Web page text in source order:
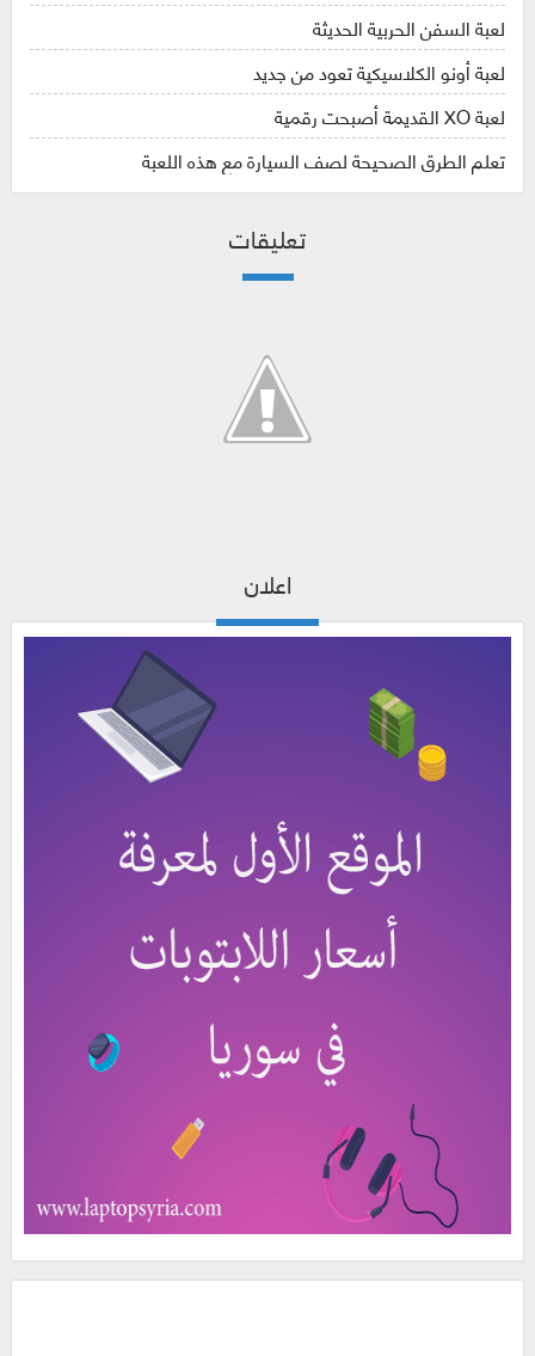
لعبة السفن الحربية الحديثة
لعبة أونو الكلاسيكية تعود من جديد
لعبة XO القديمة أصبحت رقمية
تعلم الطرق الصحيحة لصف السيارة مع هذه اللعبة
تعليقات
اعلان